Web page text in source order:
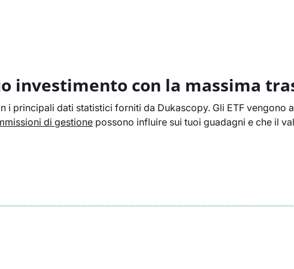
investimento con la massima
i principali dati statistici forniti da Dukascopy. Gli ETF vengono
di gestione possono influire sui tuoi guadagni e che il